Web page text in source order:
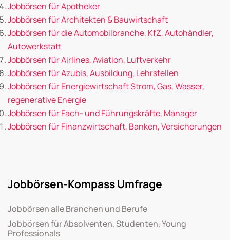
Jobbörsen für Apotheker
Jobbörsen für Architekten & Bauwirtschaft
Jobbörsen für die Automobilbranche, KfZ, Autohändler,
Autowerkstatt
Jobbörsen für Airlines, Aviation, Luftverkehr
Jobbörsen für Azubis, Ausbildung, Lehrstellen
Jobbörsen für Energiewirtschaft Strom, Gas, Wasser,
regenerative Energie
Jobbörsen für Fach- und Führungskräfte, Manager
Jobbörsen für Finanzwirtschaft, Banken, Versicherungen
Jobbörsen-Kompass Umfrage
Jobbörsen alle Branchen und Berufe
Jobbörsen für Absolventen, Studenten, Young
Professionals